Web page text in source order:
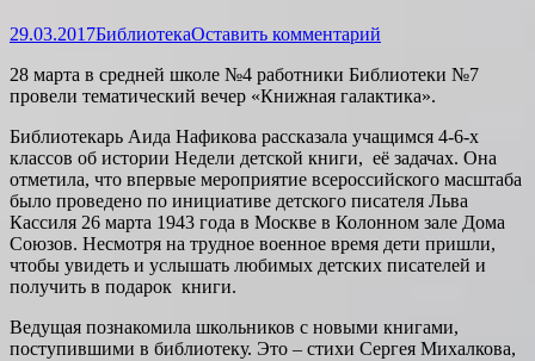
Опубликовано
29.03.2017Автор
БиблиотекаОставить комментарий
28 марта в средней школе №4 работники Библиотеки №7
провели тематический вечер «Книжная галактика».
Библиотекарь Аида Нафикова рассказала учащимся 4-6-х
классов об истории Недели детской книги, её задачах. Она
отметила, что впервые мероприятие всероссийского масштаба
было проведено по инициативе детского писателя Льва
Кассиля 26 марта 1943 года в Москве в Колонном зале Дома
Союзов. Несмотря на трудное военное время дети пришли,
чтобы увидеть и услышать любимых детских писателей и
получить в подарок книги.
Ведущая познакомила школьников с новыми книгами,
поступившими в библиотеку. Это – стихи Сергея Михалкова,